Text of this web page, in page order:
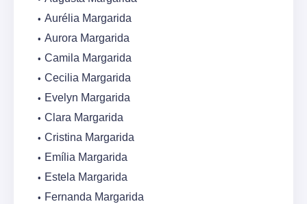
Aurélia Margarida
Aurora Margarida
Camila Margarida
Cecilia Margarida
Evelyn Margarida
Clara Margarida
Cristina Margarida
Emília Margarida
Estela Margarida
Fernanda Margarida